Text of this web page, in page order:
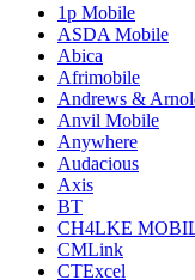
1p Mobile
ASDA Mobile
Abica
Afrimobile
Andrews &
Anvil Mobile
Anywhere
Audacious
Axis
BT
CH4LKE
CMLink
CTExcel